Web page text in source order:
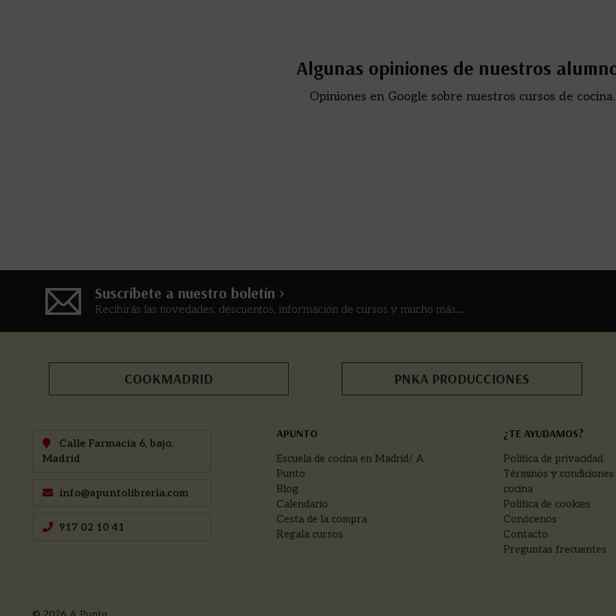
Algunas opiniones de nuestros
Opiniones en Google sobre nuestros cursos de cocina.
Suscríbete a nuestro boletín >
Recibirás las novedades, descuentos, información de cursos y mucho más...
COOKMADRID PNKA PRODUCCIONES
Calle Farmacia 6, bajo.
Madrid
info@apuntolibreria.com
917 02 10 41
APUNTO
Escuela de cocina en Madrid/ A
Punto
Blog
Calendario
Cesta de la compra
Regala cursos
¿TE AYUDAMOS?
Política de privacidad
Términos y
cocina
Política de cookies
Conócenos
Contacto
Preguntas frecuentes